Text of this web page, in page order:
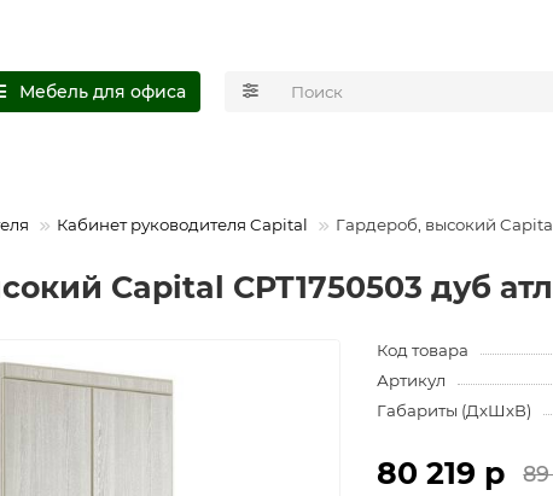
Мебель для офиса
Кабинет руководителя Capital Гардероб, высокий
Capital CPT1750503 дуб
Код товара
Артикул
Габариты (ДхШхВ)
80 219 р 89